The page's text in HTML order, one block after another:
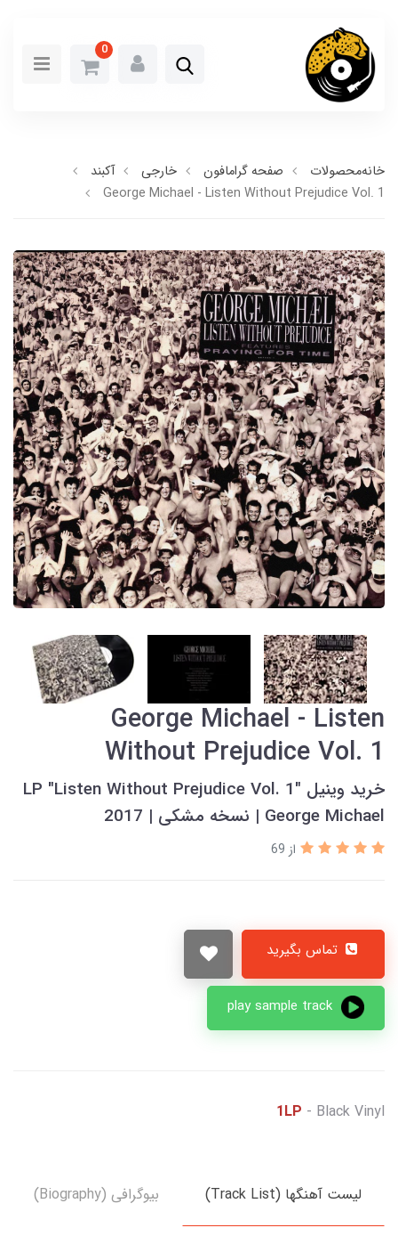
0
خانهمحصولات صفحه گرامافون خارجی
آکبند
George Michael - Listen Without Prejudice Vol. 1
George Michael - Listen
Without Prejudice Vol. 1
خرید وینیل LP "Listen Without Prejudice Vol. 1"
George Michael | نسخه مشکی | 2017
از 69
تماس بگیرید
1LP - Black Vinyl
لیست آهنگها (Track List) بیوگرافی (Biography)